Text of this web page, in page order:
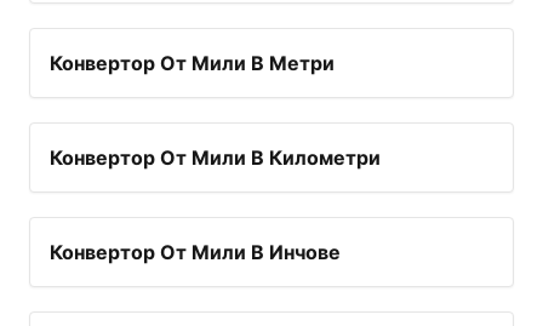
Конвертор От Мили В Метри
Конвертор От Мили В Километри
Конвертор От Мили В Инчове